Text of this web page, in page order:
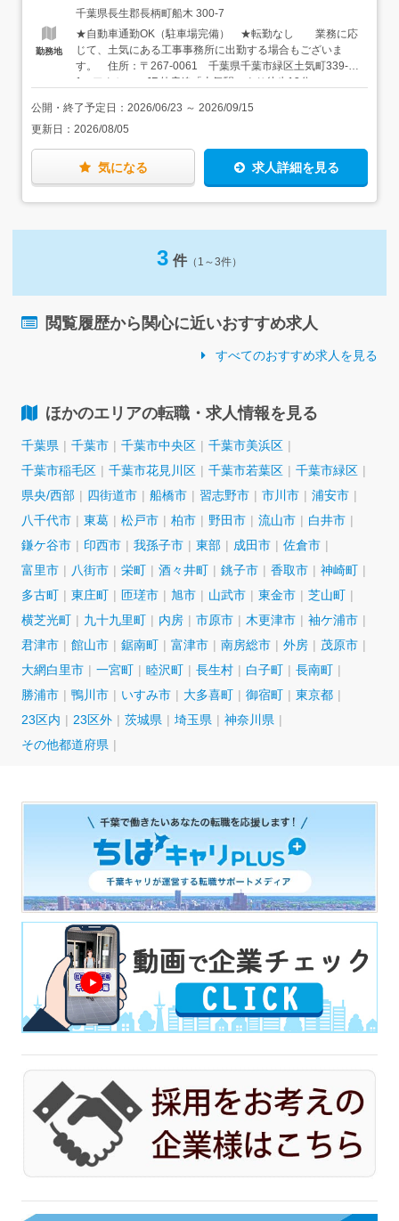
の操作方法も覚えていき、少しずつできることを増やして
いきましょう。★現場へはチームで向かいます。★外作業
なので、安全・健康面には最大限の配慮をしています。
特に夏場はこまめに休憩を取って、無理のないように作業
しています。
の良い場所です）
代）500万円（入社6年目、40代）
勤務地
千葉県長生郡長柄町船木 300-7
★自動車通勤OK（駐車場完備） ★転勤なし 業務に応
じて、土気にある工事事務所に出勤する場合もございま
す。 住所：〒267-0061 千葉県千葉市緑区土気町339-
1 アクセス：JR外房線「土気駅」より徒歩13分
公開・終了予定日： 2026/06/23 ～ 2026/09/15
更新日： 2026/08/05
気になる 求人詳細を見る
3 件 （1～3件）
閲覧履歴から関心に近いおすすめ求人
すべてのおすすめ求人を見る
ほかのエリアの転職・求人情報を見る
千葉県 千葉市 千葉市中央区
千葉市美浜区
千葉市稲毛区
千葉市花見川区 千葉市若葉区
千葉市緑区
県央/西部
四街道市 船橋市 習志野市 市川市
浦安市
八千代市
東葛 松戸市 柏市 野田市 流山市
白井市
鎌ケ谷市
印西市 我孫子市 東部 成田市
佐倉市
富里市
八街市 栄町 酒々井町 銚子市 香取市
神崎町
多古町
東庄町 匝瑳市 旭市 山武市 東金市
芝山町
横芝光町
九十九里町 内房 市原市 木更津市
袖ケ浦市
君津市
館山市 鋸南町 富津市 南房総市 外房
茂原市
大網白里市
一宮町 睦沢町 長生村 白子町
長南町
勝浦市
鴨川市 いすみ市 大多喜町 御宿町
東京都
23区内
23区外 茨城県 埼玉県
神奈川県
その他都道府県